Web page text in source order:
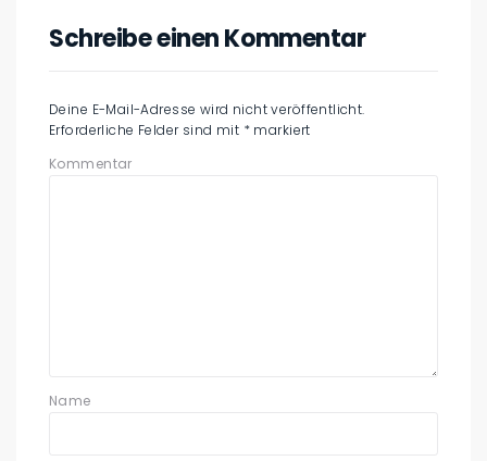
Schreibe einen Kommentar
Deine E-Mail-Adresse wird nicht veröffentlicht.
Erforderliche Felder sind mit * markiert
Kommentar
Name